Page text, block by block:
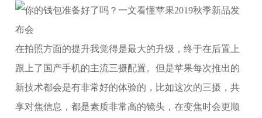
在拍照方面的提升我觉得是最大的升级，终于在后置上
跟上了国产手机的主流三摄配置。但是苹果每次推出的
新技术都会是有非常好的体验的，比如这次的三摄，共
享对焦信息，都是素质非常高的镜头，在变焦时会更顺